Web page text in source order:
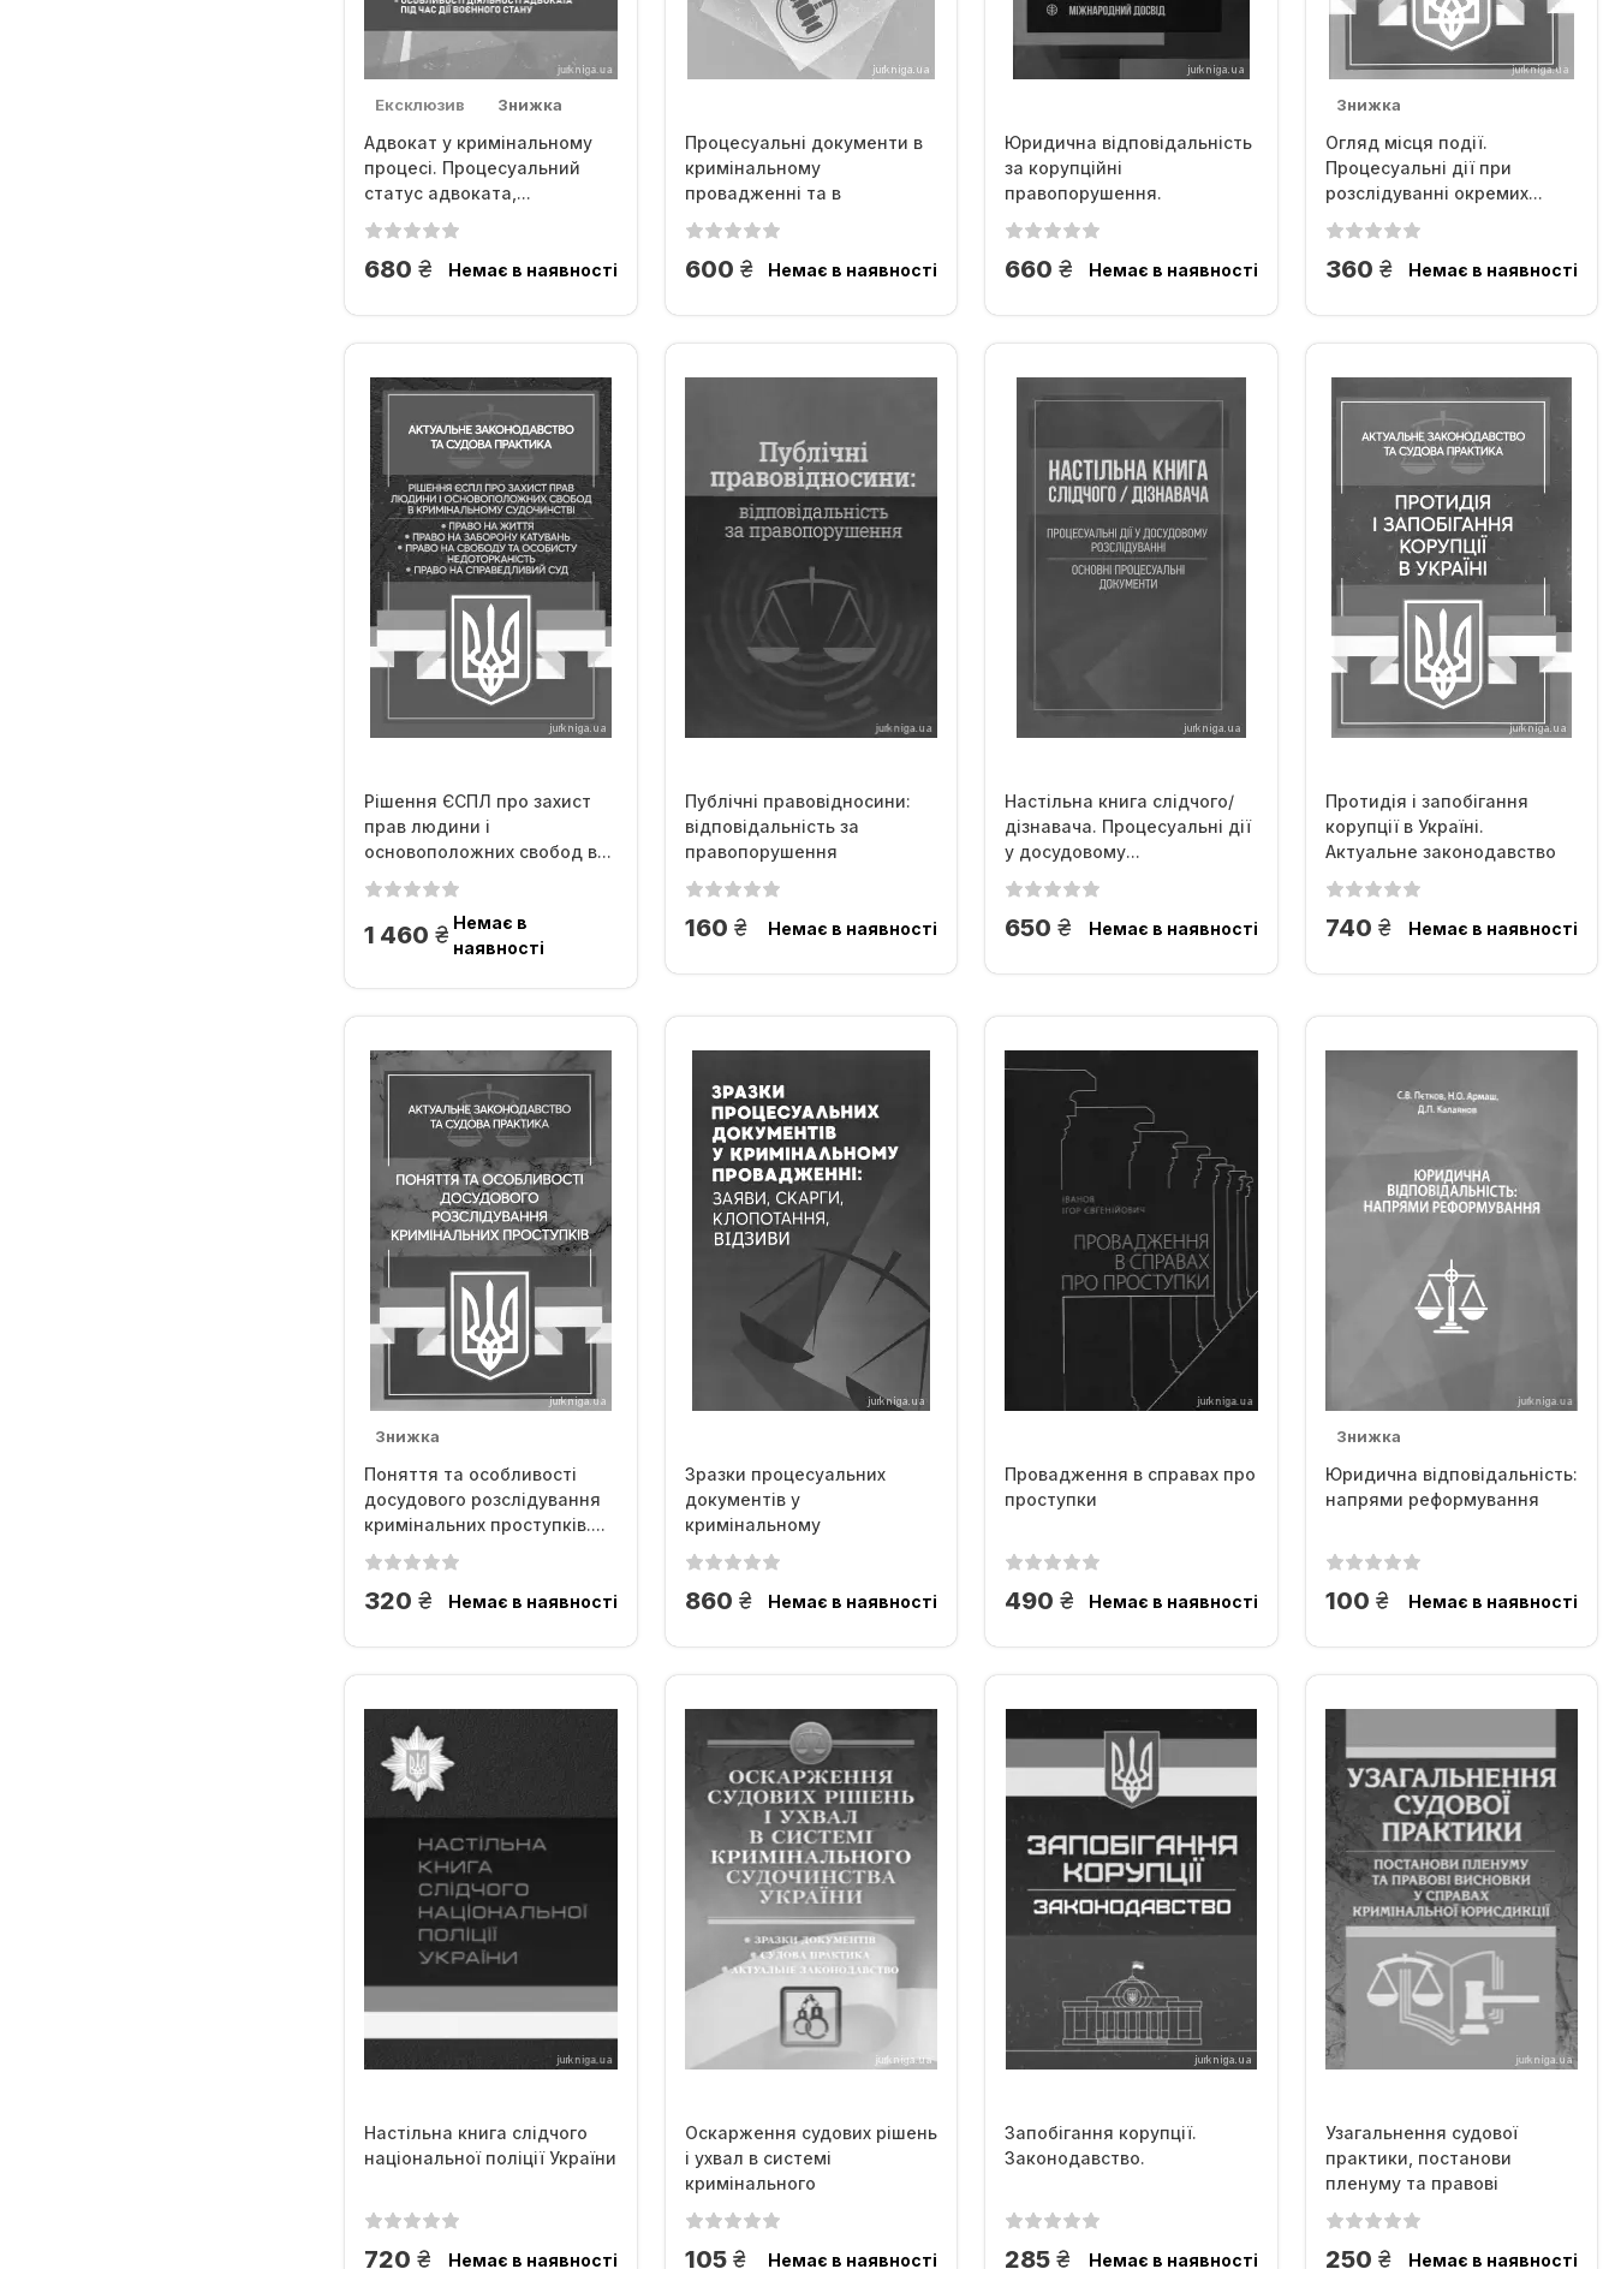
Ексклюзив Знижка
Адвокат у кримінальному
процесі. Процесуальний
статус адвоката,...
680 грн.Немає в наявності
Процесуальні документи в
кримінальному
провадженні та в
кримінальному...
600 грн.Немає в наявності
Юридична відповідальність
за корупційні
правопорушення.
Законодавство,...
660 грн.Немає в наявності
Знижка
Огляд місця події.
Процесуальні дії при
розслідуванні окремих...
360 грн.Немає в наявності
Рішення ЄСПЛ про захист
прав людини і
основоположних свобод в...
1 460 грн.
Немає в
наявності
Публічні правовідносини:
відповідальність за
правопорушення
160 грн.Немає в наявності
Настільна книга слідчого/
дізнавача. Процесуальні дії
у досудовому...
650 грн.Немає в наявності
Протидія і запобігання
корупції в Україні.
Актуальне законодавство
та...
740 грн.Немає в наявності
Знижка
Поняття та особливості
досудового розслідування
кримінальних проступків....
320 грн.Немає в наявності
Зразки процесуальних
документів у
кримінальному
провадженні: заяви,...
860 грн.Немає в наявності
Провадження в справах про
проступки
490 грн.Немає в наявності
Знижка
Юридична відповідальність:
напрями реформування
100 грн.Немає в наявності
Настільна книга слідчого
національної поліції України
720 грн.Немає в наявності
Оскарження судових рішень
і ухвал в системі
кримінального
судочинства...
105 грн.Немає в наявності
Запобігання корупції.
Законодавство.
285 грн.Немає в наявності
Узагальнення судової
практики, постанови
пленуму та правові
висновки у...
250 грн.Немає в наявності